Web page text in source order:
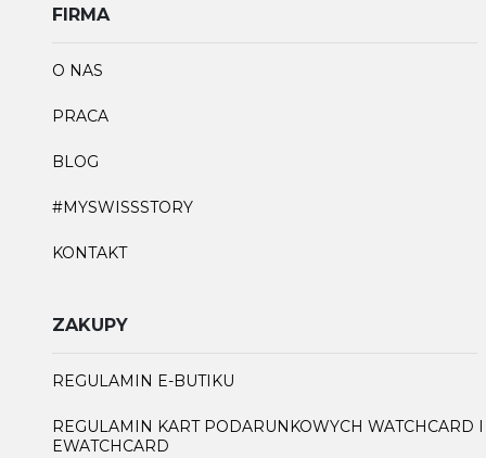
FIRMA
O NAS
PRACA
BLOG
#MYSWISSSTORY
KONTAKT
ZAKUPY
REGULAMIN E-BUTIKU
REGULAMIN KART PODARUNKOWYCH WATCHCARD I
EWATCHCARD